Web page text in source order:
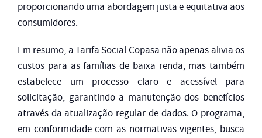
proporcionando uma abordagem justa e equitativa aos
consumidores.
Em resumo, a Tarifa Social Copasa não apenas alivia os
custos para as famílias de baixa renda, mas também
estabelece um processo claro e acessível para
solicitação, garantindo a manutenção dos benefícios
através da atualização regular de dados. O programa,
em conformidade com as normativas vigentes, busca